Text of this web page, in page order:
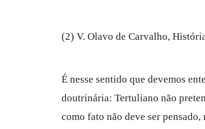
(2) V. Olavo de Carvalho,
É nesse sentido que devemos
doutrinária: Tertuliano não
como fato não deve ser